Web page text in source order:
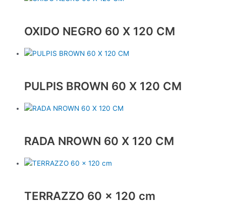
OXIDO NEGRO 60 X 120 CM
PULPIS BROWN 60 X 120 CM
RADA NROWN 60 X 120 CM
TERRAZZO 60 x 120 cm